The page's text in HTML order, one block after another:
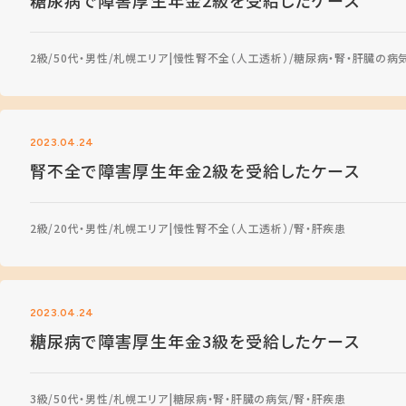
2級 50代・男性 札幌エリア 慢性腎不全（人工透析） 糖尿病・腎・肝臓の病
2023.04.24
腎不全で障害厚生年金2級を受給したケース
2級 20代・男性 札幌エリア 慢性腎不全（人工透析） 腎・肝疾患
2023.04.24
糖尿病で障害厚生年金3級を受給したケース
3級 50代・男性 札幌エリア 糖尿病・腎・肝臓の病気 腎・肝疾患